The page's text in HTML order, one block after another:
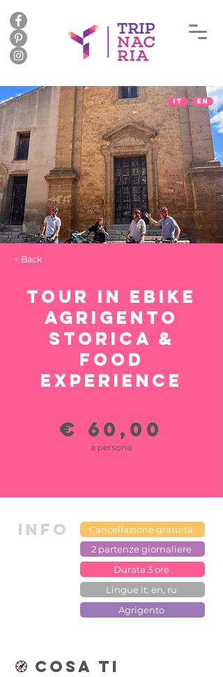
EN
IT
< Back
Tour in eBike
Agrigento
Storica &
Food
Experience
€ 60,00
a persona
🧭 Cosa ti
Cancellazione gratuita
INFO
2 partenze giornaliere
Durata 3 ore
Lingue it, en, ru
Agrigento